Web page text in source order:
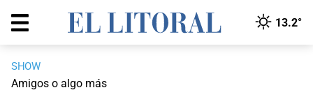
13.2°
SHOW
Amigos o algo más